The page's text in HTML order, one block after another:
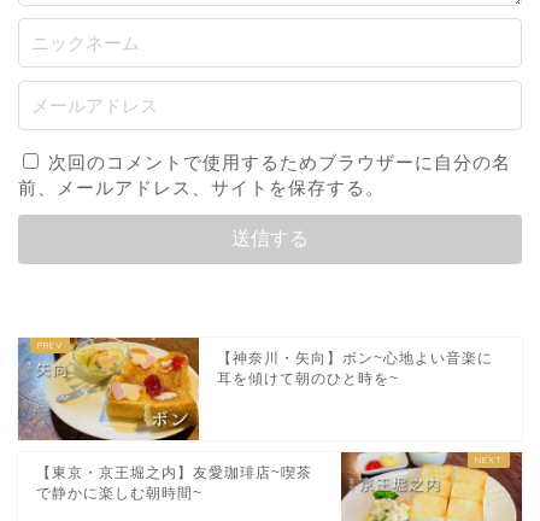
次回のコメントで使用するためブラウザーに自分の名
前、メールアドレス、サイトを保存する。
【神奈川・矢向】ボン~心地よい音楽に
耳を傾けて朝のひと時を~
【東京・京王堀之内】友愛珈琲店~喫茶
で静かに楽しむ朝時間~